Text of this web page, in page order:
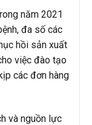
năm 2021
đa số các
hồi sản xuất
việc đào tạo
các đơn hàng
và nguồn lực